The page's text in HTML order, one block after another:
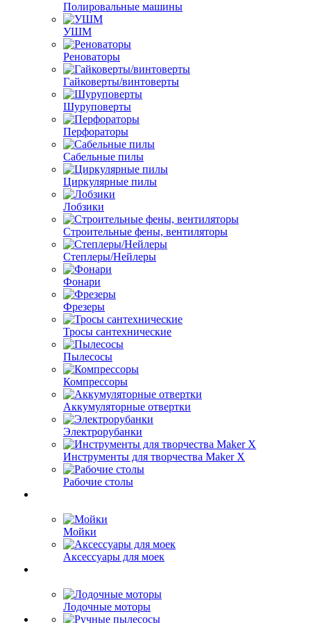
Полировальные машины
УШМ
Реноваторы
Гайковерты/винтоверты
Шуруповерты
Перфораторы
Сабельные пилы
Циркулярные пилы
Лобзики
Строительные фены, вентиляторы
Степлеры/Нейлеры
Фонари
Фрезеры
Тросы сантехнические
Пылесосы
Компрессоры
Аккумуляторные отвертки
Электрорубанки
Инструменты для творчества Maker X
Рабочие столы
Мойки
Аксессуары для моек
Лодочные моторы